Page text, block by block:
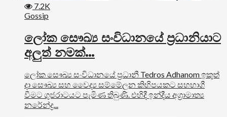
7.2K
Gossip
ලෝක සෞඛ්‍ය සංවිධානයේ ප්‍රධානියාට
අලුත් නමක්…
ලෝක සෞඛ්‍ය සංවිධානයේ ප්‍රධානී Tedros Adhanom ඉකුත්
දා සෞඛ්‍ය සහ වෛද්‍ය සම්මේලන කිහිපයකට සහභාගී
වීමට ගුජරාටයට පැමිණ තිබුණි. එහිදී ඉන්දීය අග්‍රාමාත්‍ය
නරේන්ද්‍ර...